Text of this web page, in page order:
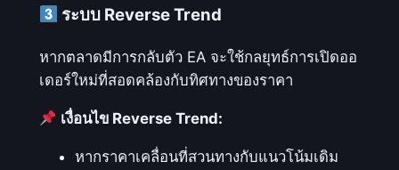
น
า
ร
ท
ระบบ Reverse Trend
หากตลาดมีการกลับตัว EA จะใช้กลยุทธ์การเปิดออ
เดอร์ใหม่ที่สอดคล้องกับทิศทางของราคา
เงื่อนไข Reverse Trend:
หากราคาเคลื่อนที่สวนทางกับแนวโน้มเดิม